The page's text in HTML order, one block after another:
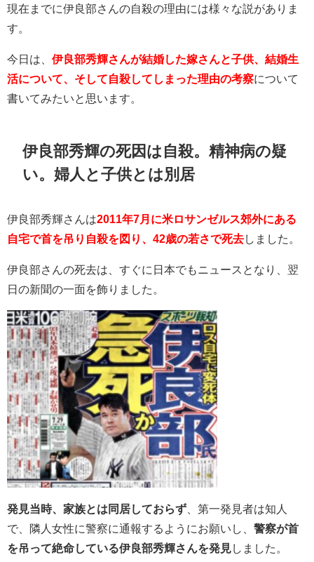
現在までに伊良部さんの自殺の理由には様々な説がありま
す。
今日は、 伊良部秀輝さんが結婚した嫁さんと子供、結婚生
活について、そして自殺してしまった理由の考察について
書いてみたいと思います。
伊良部秀輝の死因は自殺。精神病の疑
い。婦人と子供とは別居
伊良部秀輝さんは2011年7月に米ロサンゼルス郊外にある
自宅で首を吊り自殺を図り、42歳の若さで死去しました。
伊良部さんの死去は、すぐに日本でもニュースとなり、翌
日の新聞の一面を飾りました。
発見当時、家族とは同居しておらず 、第一発見者は知人
で、
隣人女性に警察に通報するようにお願いし、 警察が首
を吊って絶命している伊良部秀輝さんを発見 しました。